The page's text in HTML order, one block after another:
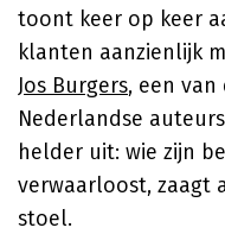
toont keer op keer
klanten aanzienlijk
Jos Burgers, een van
Nederlandse
helder uit: wie zijn
verwaarloost, zaagt
stoel.